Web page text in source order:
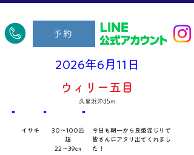
予約
2026年6月11日
ウィリー五目
久里浜沖35m
今日も朝一から良型混じりで
皆さんにアタリ出てくれまし
た！
30～100匹
超
22～39㎝
イサキ